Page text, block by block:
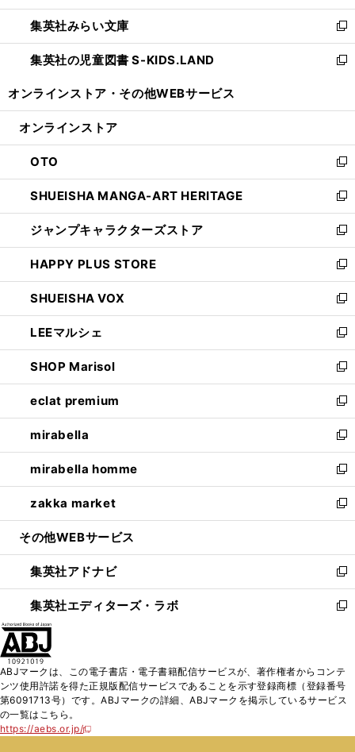
開
く
ウ
で
開
く
ン
ド
ウ
で
ウ
ィ
ン
ド
開
集英社みらい文庫
新
し
い
ン
ウ
で
開
く
集英社の児童図書 S-KIDS.LAND
新
ウ
ン
ド
ウ
で
開
く
オンラインストア・ その他WEBサービス
オンラインストア
OTO
新
し
い
ウ
ィ
ン
ド
ウ
で
開
く
SHUEISHA MANGA-ART HERITAGE
新
し
い
ウ
ィ
ン
ド
ウ
で
開
く
ジャンプキャラクターズストア
新
し
い
ウ
ィ
ン
ド
ウ
で
開
く
HAPPY PLUS STORE
新
し
い
ウ
ィ
ン
ド
ウ
で
開
く
SHUEISHA VOX
新
し
い
ウ
ィ
ン
ド
ウ
で
開
く
LEEマルシェ
新
し
い
ウ
ィ
ン
ド
ウ
で
開
く
SHOP Marisol
新
し
い
ウ
ィ
ン
ド
ウ
で
開
eclat premium
新
し
い
ウ
ィ
ン
ド
ウ
開
く
mirabella
新
し
い
ウ
ィ
ン
ウ
で
開
く
mirabella homme
新
し
い
ウ
ン
ド
ウ
で
zakka market
新
し
ウ
ィ
ン
ド
く
その他WEBサービス
集英社アドナビ
新
し
い
ド
ウ
で
集英社エディターズ・ラボ
新
ィ
ン
ド
ABJマークは、この電子書店・電子書籍配信サービスが、著作権者からコンテ
ンツ使用許諾を得た正規版配信サービスであることを示す登録商標（登録番号
第6091713号）です。ABJマークの詳細、ABJマークを掲示しているサービス
の一覧はこちら。
https://aebs.or.jp/
新